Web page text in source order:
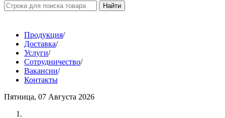
Продукция/
Доставка/
Услуги/
Сотрудничество/
Вакансии/
Контакты
Пятница, 07 Августа 2026